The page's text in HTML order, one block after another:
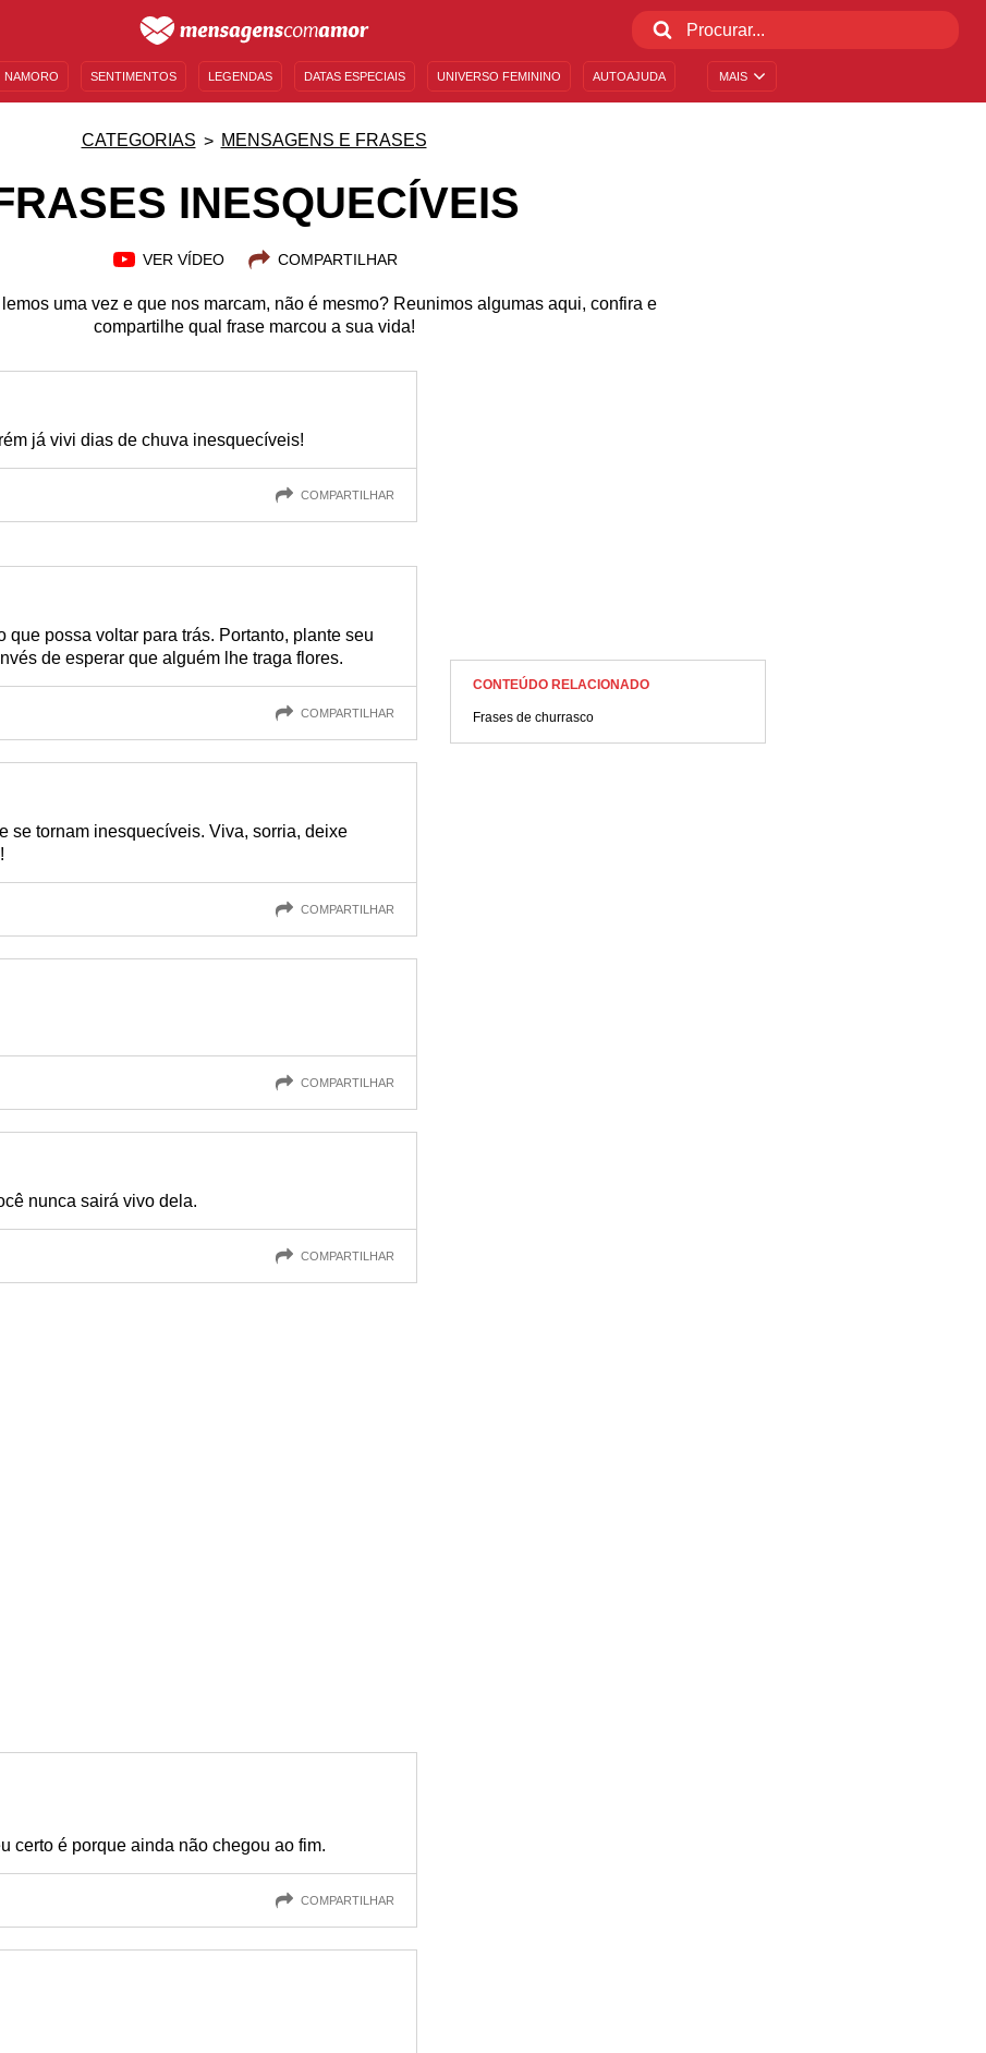
MAIS
NAMORO SENTIMENTOS LEGENDAS DATAS ESPECIAIS UNIVERSO FEMININO AUTOAJUDA
CATEGORIAS MENSAGENS E FRASES
INESQUECÍVEIS
VER VÍDEO COMPARTILHAR
uma vez e que nos marcam, não é mesmo? Reunimos algumas aqui, confira e
compartilhe qual frase marcou a sua vida!
já vivi dias de chuva inesquecíveis!
COMPARTILHAR
que possa voltar para trás. Portanto, plante seu
de esperar que alguém lhe traga flores.
COMPARTILHAR
se tornam inesquecíveis. Viva, sorria, deixe
COMPARTILHAR
COMPARTILHAR
nunca sairá vivo dela.
COMPARTILHAR
certo é porque ainda não chegou ao fim.
COMPARTILHAR
CONTEÚDO RELACIONADO
Frases de churrasco